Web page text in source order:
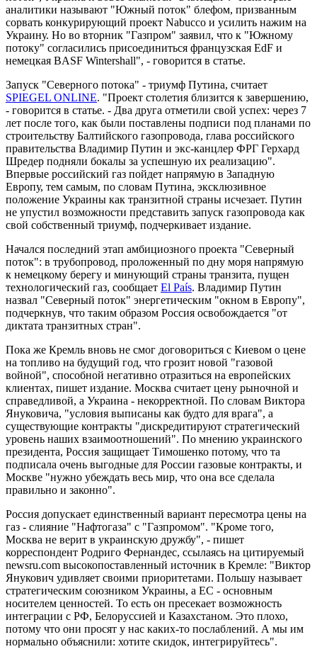
аналитики называют "Южный поток" блефом, призванным
сорвать конкурирующий проект Nabucco и усилить нажим на
Украину. Но во вторник "Газпром" заявил, что к "Южному
потоку" согласились присоединиться французская EdF и
немецкая BASF Wintershall", - говорится в статье.
Запуск "Северного потока" - триумф Путина, считает
SPIEGEL ONLINE. "Проект столетия близится к завершению,
- говорится в статье. - Два друга отметили свой успех: через 7
лет после того, как были поставлены подписи под планами по
строительству Балтийского газопровода, глава российского
правительства Владимир Путин и экс-канцлер ФРГ Герхард
Шредер подняли бокалы за успешную их реализацию".
Впервые российский газ пойдет напрямую в Западную
Европу, тем самым, по словам Путина, эксклюзивное
положение Украины как транзитной страны исчезает. Путин
не упустил возможности представить запуск газопровода как
свой собственный триумф, подчеркивает издание.
Начался последний этап амбициозного проекта "Северный
поток": в трубопровод, проложенный по дну моря напрямую
к немецкому берегу и минующий страны транзита, пущен
технологический газ, сообщает El País. Владимир Путин
назвал "Северный поток" энергетическим "окном в Европу",
подчеркнув, что таким образом Россия освобождается "от
диктата транзитных стран".
Пока же Кремль вновь не смог договориться с Киевом о цене
на топливо на будущий год, что грозит новой "газовой
войной", способной негативно отразиться на европейских
клиентах, пишет издание. Москва считает цену рыночной и
справедливой, а Украина - некорректной. По словам Виктора
Януковича, "условия выписаны как будто для врага", а
существующие контракты "дискредитируют стратегический
уровень наших взаимоотношений". По мнению украинского
президента, Россия защищает Тимошенко потому, что та
подписала очень выгодные для России газовые контракты, и
Москве "нужно убеждать весь мир, что она все сделала
правильно и законно".
Россия допускает единственный вариант пересмотра цены на
газ - слияние "Нафтогаза" с "Газпромом". "Кроме того,
Москва не верит в украинскую дружбу", - пишет
корреспондент Родриго Фернандес, ссылаясь на цитируемый
newsru.com высокопоставленный источник в Кремле: "Виктор
Янукович удивляет своими приоритетами. Польшу называет
стратегическим союзником Украины, а ЕС - основным
носителем ценностей. То есть он пресекает возможность
интеграции с РФ, Белоруссией и Казахстаном. Это плохо,
потому что они просят у нас каких-то послаблений. А мы им
нормально объяснили: хотите скидок, интегрируйтесь".